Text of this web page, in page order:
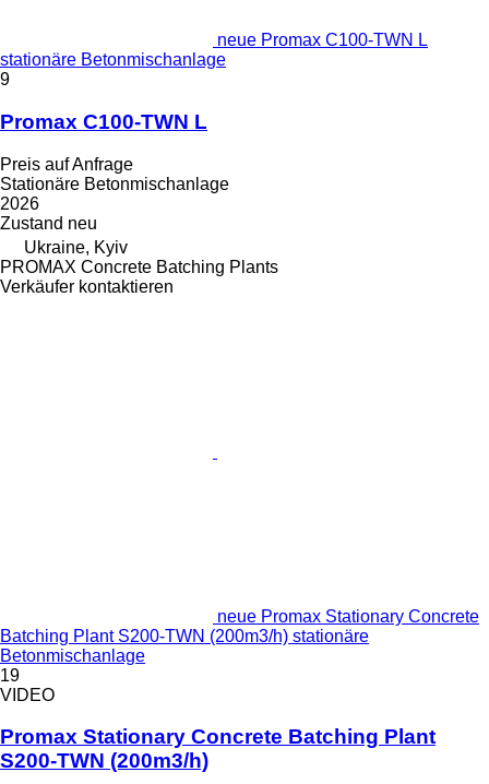
neue Promax C100-TWN L
stationäre Betonmischanlage
9
Promax C100-TWN L
Preis auf Anfrage
Stationäre Betonmischanlage
2026
Zustand neu
Ukraine, Kyiv
PROMAX Concrete Batching Plants
Verkäufer kontaktieren
neue Promax Stationary Concrete
Batching Plant S200-TWN (200m3/h) stationäre
Betonmischanlage
19
VIDEO
Promax Stationary Concrete Batching Plant
S200-TWN (200m3/h)